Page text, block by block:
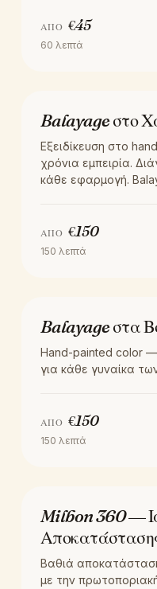
ΑΠΌ €45
60 λεπτά
ΧΡΏΜΑ
Balayage στο
Εξειδίκευση στο
χρόνια εμπειρία.
κάθε εφαρμογή.
ΑΠΌ €150
150 λεπτά
ΧΡΏΜΑ
Balayage στα
Hand-painted color
για κάθε γυναίκα
ΑΠΌ €150
150 λεπτά
ΘΕΡΑΠΕΊΑ
Milbon 360 —
Βαθιά
με την